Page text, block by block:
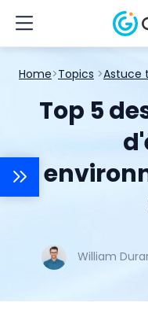
Home>Topics >Astuce
Top 5
William